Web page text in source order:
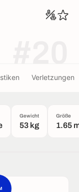
Verletzungen
Gewicht
53 kg
Größe
1.65